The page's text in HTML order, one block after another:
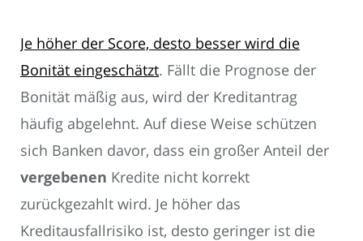
Je höher der Score, desto besser wird die
Bonität eingeschätzt. Fällt die Prognose der
Bonität mäßig aus, wird der Kreditantrag
häufig abgelehnt. Auf diese Weise schützen
sich Banken davor, dass ein großer Anteil der
vergebenen Kredite nicht korrekt
zurückgezahlt wird. Je höher das
Kreditausfallrisiko ist, desto geringer ist die